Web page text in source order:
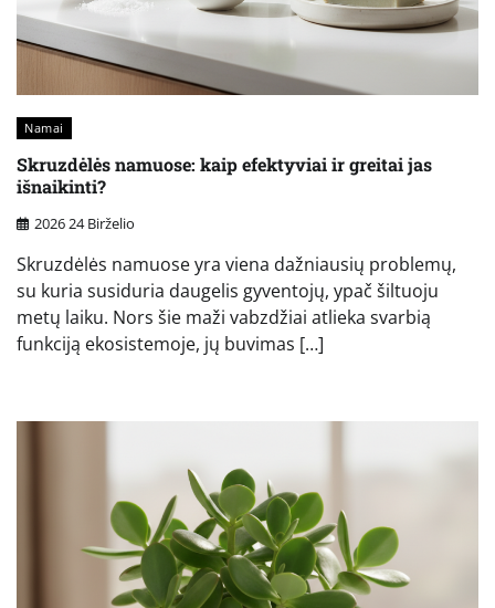
Namai
Skruzdėlės namuose: kaip efektyviai ir greitai jas
išnaikinti?
2026 24 Birželio
Skruzdėlės namuose yra viena dažniausių problemų,
su kuria susiduria daugelis gyventojų, ypač šiltuoju
metų laiku. Nors šie maži vabzdžiai atlieka svarbią
funkciją ekosistemoje, jų buvimas […]